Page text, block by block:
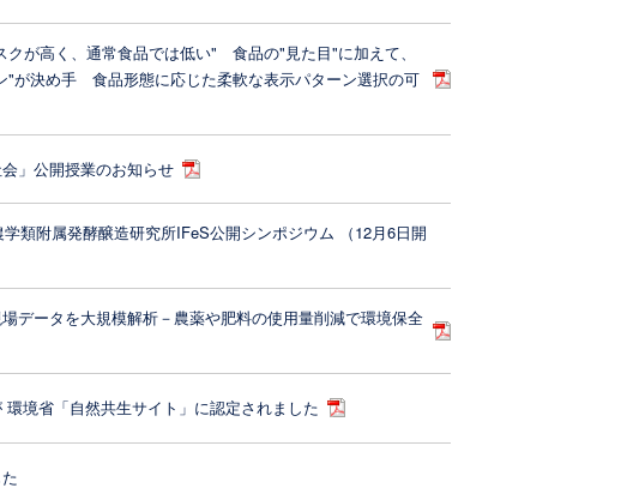
クが高く、通常食品では低い" 食品の"見た目"に加えて、
"が決め手 食品形態に応じた柔軟な表示パターン選択の可
」公開授業のお知らせ
学類附属発酵醸造研究所IFeS公開シンポジウム （12月6日開
データを大規模解析－農薬や肥料の使用量削減で環境保全
境省「自然共生サイト」に認定されました